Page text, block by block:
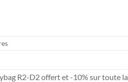
R2-D2 offert et -10% sur toute la